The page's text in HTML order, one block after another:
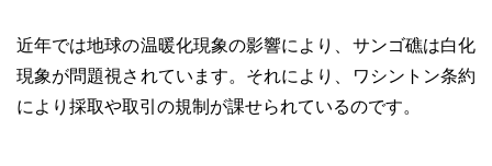
近年では地球の温暖化現象の影響により、サンゴ礁は白化
現象が問題視されています。それにより、ワシントン条約
により採取や取引の規制が課せられているのです。